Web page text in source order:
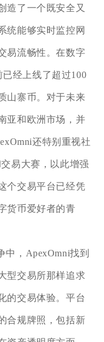
造了一个既安全又
统能够实时监控网
易流畅性。在数字
经上线了超过100
山寨币。对于未来
亚和欧洲市场，并
还特别重视社
易大赛，以此增强
个交易平台已经凭
货币爱好者的青
中，ApexOmni找到
型交易所那样追求
的交易体验。平台
合规牌照，包括新